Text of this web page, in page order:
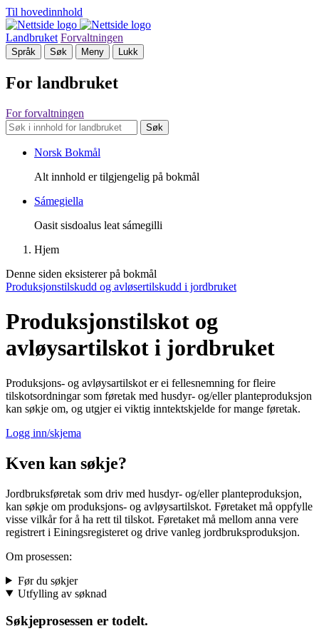
Til hovedinnhold
Landbruket Forvaltningen
Språk Søk Meny Lukk
For landbruket
For forvaltningen
Søk
Norsk Bokmål
Alt innhold er tilgjengelig på bokmål
Sámegiella
Oasit sisdoalus leat sámegilli
Hjem
Denne siden eksisterer på bokmål
Produksjonstilskudd og avløsertilskudd i jordbruket
Produksjonstilskot og
avløysartilskot i jordbruket
Produksjons- og avløysartilskot er ei fellesnemning for fleire
tilskotsordningar som føretak med husdyr- og/eller planteproduksjon
kan søkje om, og utgjer ei viktig inntektskjelde for mange føretak.
Logg inn/skjema
Kven kan søkje?
Jordbruksføretak som driv med husdyr- og/eller planteproduksjon,
kan søkje om produksjons- og avløysartilskot. Føretaket må oppfylle
visse vilkår for å ha rett til tilskot. Føretaket må mellom anna vere
registrert i Einingsregisteret og drive vanleg jordbruksproduksjon.
Om prosessen:
Før du søkjer
Utfylling av søknad
Søkjeprosessen er todelt.